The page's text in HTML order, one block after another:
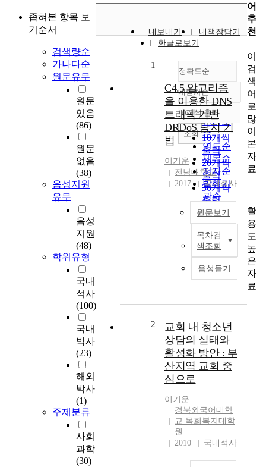
좁혀본 항목 보
기순서
검색량순
가나다순
원문유무
원문
있음
(86)
원문
없음
(38)
음성지원
유무
음성
지원
(48)
학위유형
국내
석사
(100)
국내
박사
(23)
해외
박사
(1)
주제분류
사회
과학
(30)
내보내기
내책장담기
한글로보기
정확도순
정확도
순
인기도
순
연도순
제목순
저자순
발행기
관순
내림차순
내림차순
10개씩 출력
10개씩
출력
20개씩
출력
30개씩
출력
50개씩
출력
100개씩
출력
조회
1
C4.5 알고리즘
을 이용한 DNS
트래픽 기반
DRDoS 탐지 기
법
이기운
전남대학교
2017
국내석사
원문보기
목차검
색조회
음성듣기
2
교회 내 청소년
상담의 실태와
활성화 방안 : 부
산지역 교회 중
심으로
이기운
경북외국어대학
교 목회복지대학
원
2010
국내석사
어
추
천
이
검
색
어
로
많
이
본
자
료
활
용
도
높
은
자
료